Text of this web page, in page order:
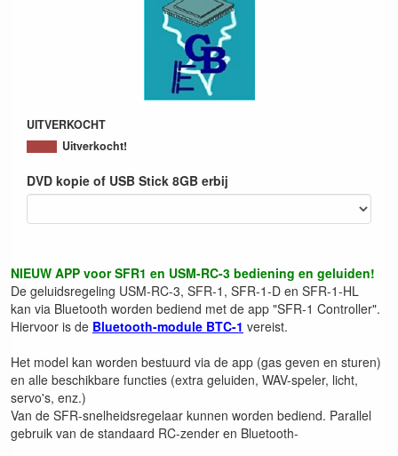
UITVERKOCHT
Uitverkocht!
DVD kopie of USB Stick 8GB erbij
NIEUW APP voor SFR1 en USM-RC-3 bediening en geluiden!
De geluidsregeling USM-RC-3, SFR-1, SFR-1-D en SFR-1-HL
kan via Bluetooth worden bediend met de app "SFR-1 Controller".
Hiervoor is de Bluetooth-module BTC-1 vereist.
Het model kan worden bestuurd via de app (gas geven en sturen)
en alle beschikbare functies (extra geluiden, WAV-speler, licht,
servo's, enz.)
Van de SFR-snelheidsregelaar kunnen worden bediend. Parallel
gebruik van de standaard RC-zender en Bluetooth-